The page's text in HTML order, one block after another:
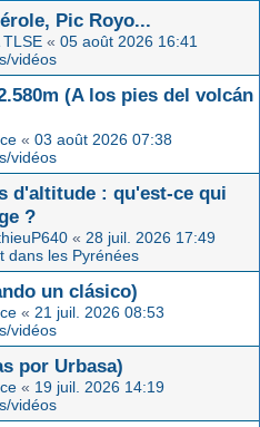
Pic Royo...
TLSE « 05 août 2026 16:41
vidéos
(A los pies del volcán
« 03 août 2026 07:38
vidéos
d'altitude : qu'est-ce qui
?
« 28 juil. 2026 17:49
dans les Pyrénées
un clásico)
« 21 juil. 2026 08:53
vidéos
por Urbasa)
« 19 juil. 2026 14:19
vidéos